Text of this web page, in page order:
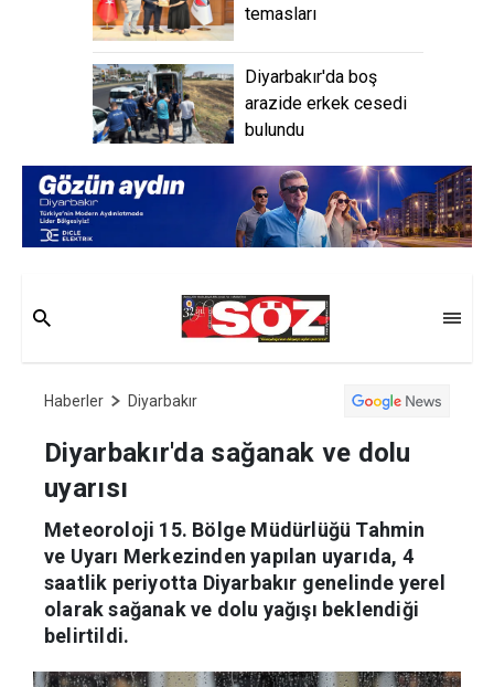
temasları
Diyarbakır'da boş
arazide erkek cesedi
bulundu
Haberler Diyarbakır
Diyarbakır'da sağanak ve dolu
uyarısı
Meteoroloji 15. Bölge Müdürlüğü Tahmin
ve Uyarı Merkezinden yapılan uyarıda, 4
saatlik periyotta Diyarbakır genelinde yerel
olarak sağanak ve dolu yağışı beklendiği
belirtildi.